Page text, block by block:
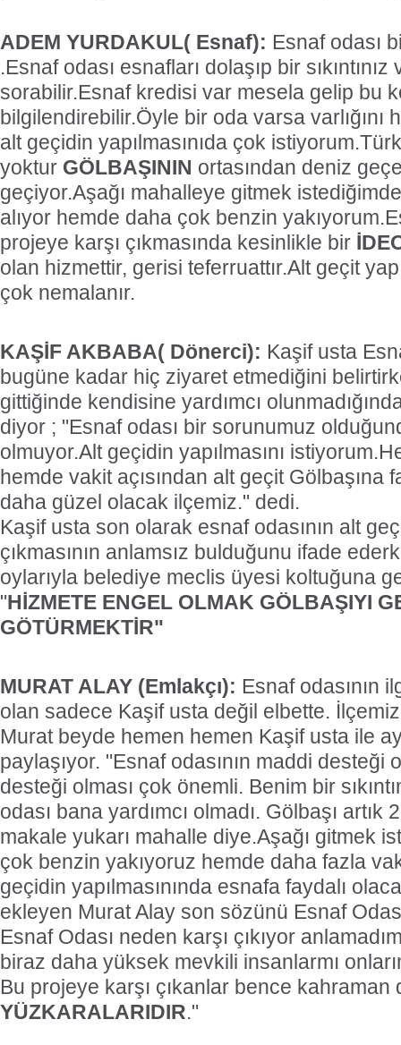
ADEM YURDAKUL( Esnaf): Esnaf odası
.Esnaf odası esnafları dolaşıp bir sıkıntınız
sorabilir.Esnaf kredisi var mesela gelip bu
bilgilendirebilir.Öyle bir oda varsa varlığını
alt geçidin yapılmasınıda çok
yoktur GÖLBAŞININ ortasından deniz
geçiyor.Aşağı mahalleye gitmek
alıyor hemde daha çok benzin
projeye karşı çıkmasında kesinlikle bir
olan hizmettir, gerisi teferruattır.Alt geçit
çok nemalanır.
KAŞİF AKBABA( Dönerci): Kaşif usta
bugüne kadar hiç ziyaret etmediğini
gittiğinde kendisine yardımcı
diyor ; "Esnaf odası bir sorunumuz
olmuyor.Alt geçidin yapılmasını
hemde vakit açısından alt geçit Gölbaşına
daha güzel olacak ilçemiz." dedi.
Kaşif usta son olarak esnaf odasının alt
çıkmasının anlamsız bulduğunu ifade
oylarıyla belediye meclis üyesi koltuğuna
"HİZMETE ENGEL OLMAK GÖLBAŞIYI
GÖTÜRMEKTİR"
MURAT ALAY (Emlakçı): Esnaf odasının
olan sadece Kaşif usta değil elbette.
Murat beyde hemen hemen Kaşif usta ile
paylaşıyor. "Esnaf odasının maddi desteği
desteği olması çok önemli. Benim bir
odası bana yardımcı olmadı. Gölbaşı artık
makale yukarı mahalle diye.Aşağı gitmek
çok benzin yakıyoruz hemde daha fazla
geçidin yapılmasınında esnafa faydalı
ekleyen Murat Alay son sözünü Esnaf
Esnaf Odası neden karşı çıkıyor
biraz daha yüksek mevkili insanlarmı
Bu projeye karşı çıkanlar bence kahraman
YÜZKARALARIDIR."